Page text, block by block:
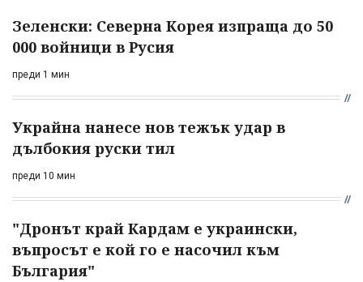
Зеленски: Северна Корея изпраща до 50
000 войници в Русия
преди 1 мин
Украйна нанесе нов тежък удар в
дълбокия руски тил
преди 10 мин
"Дронът край Кардам е украински,
въпросът е кой го е насочил към
България"